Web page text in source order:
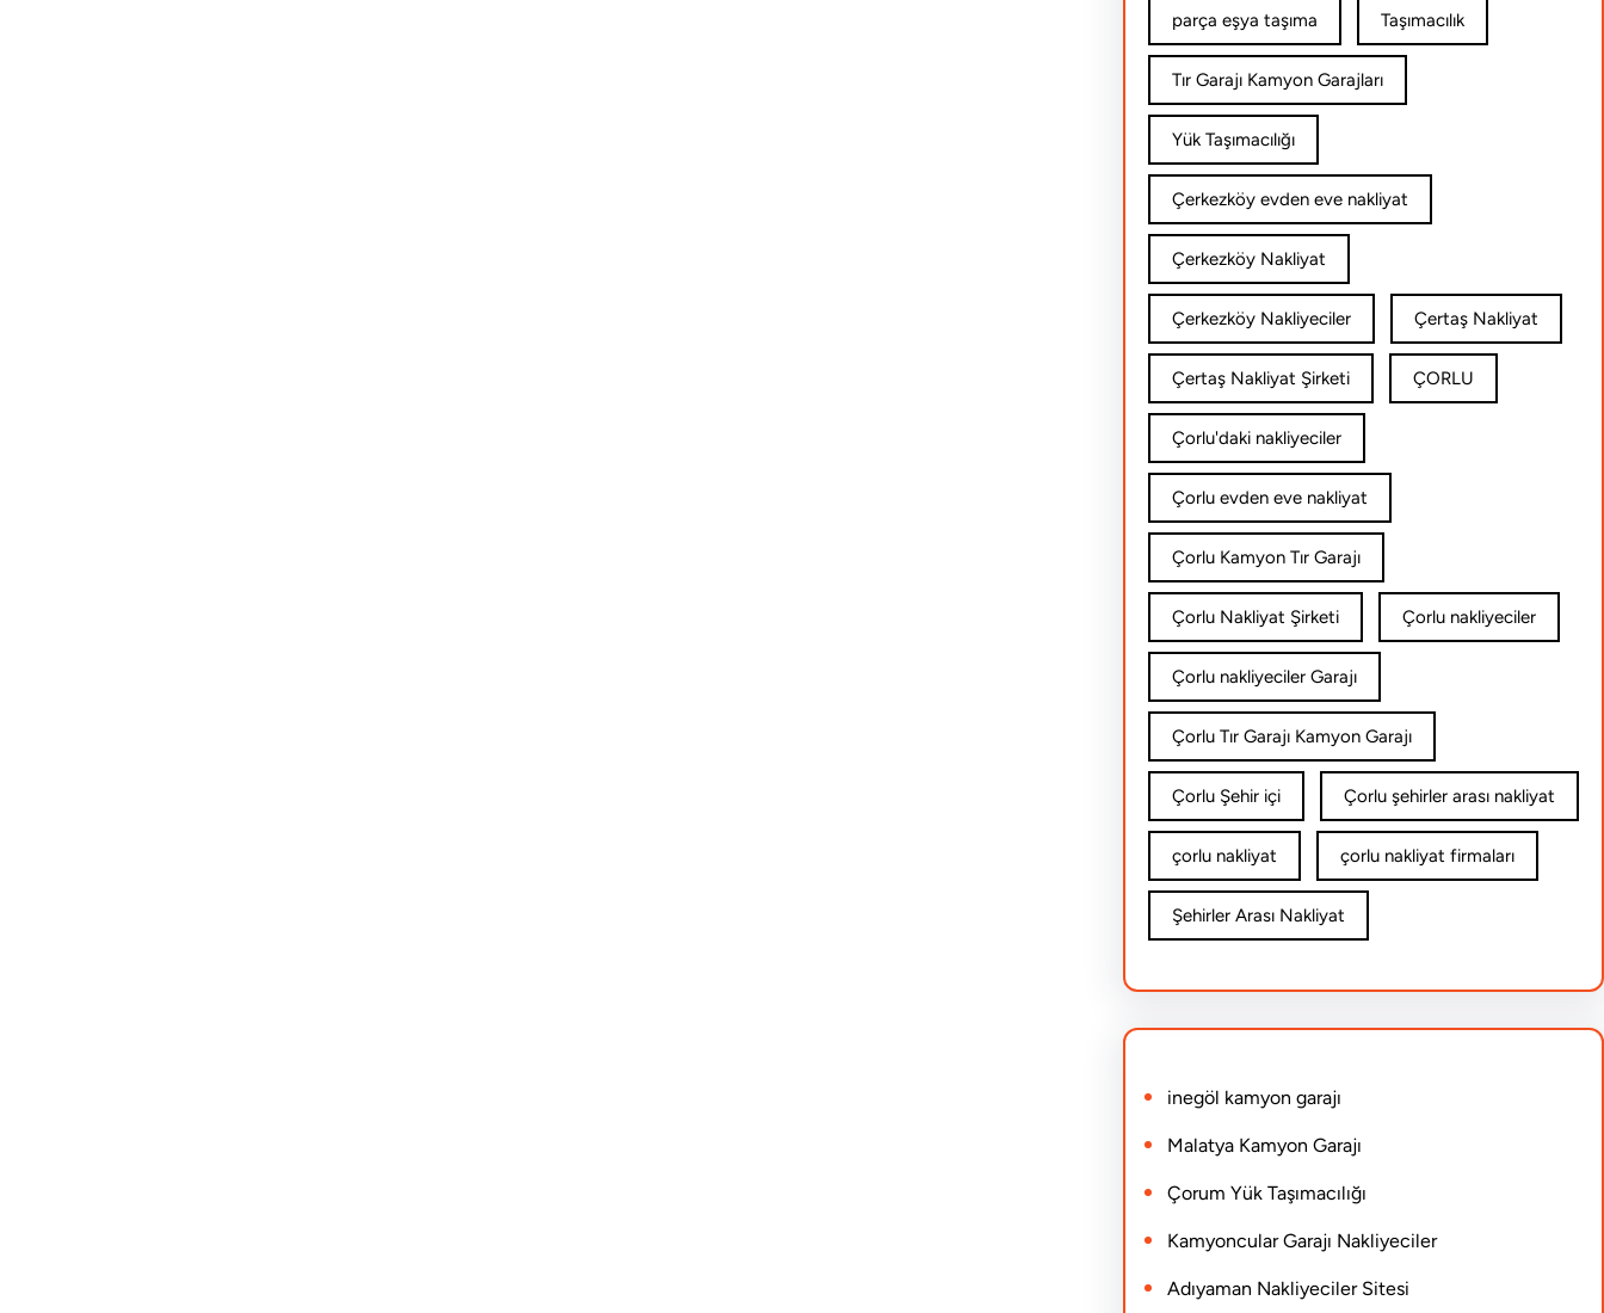
parça eşya taşıma Taşımacılık
Tır Garajı Kamyon Garajları
Yük Taşımacılığı
Çerkezköy evden eve nakliyat
Çerkezköy Nakliyat
Çerkezköy Nakliyeciler Çertaş Nakliyat
Çertaş Nakliyat Şirketi ÇORLU
Çorlu'daki nakliyeciler
Çorlu evden eve nakliyat
Çorlu Kamyon Tır Garajı
Çorlu Nakliyat Şirketi Çorlu nakliyeciler
Çorlu nakliyeciler Garajı
Çorlu Tır Garajı Kamyon Garajı
Çorlu Şehir içi Çorlu şehirler arası nakliyat
çorlu nakliyat çorlu nakliyat firmaları
Şehirler Arası Nakliyat
inegöl kamyon garajı
Malatya Kamyon Garajı
Çorum Yük Taşımacılığı
Kamyoncular Garajı Nakliyeciler
Adıyaman Nakliyeciler Sitesi